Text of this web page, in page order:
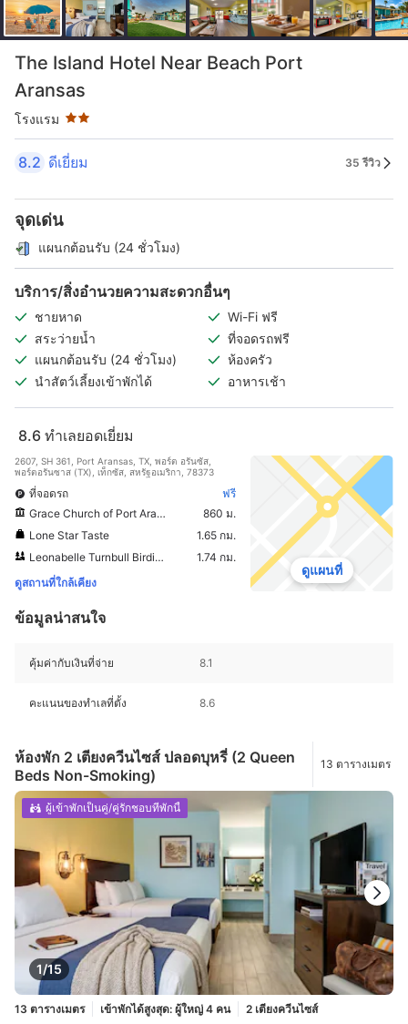
The Island Hotel Near Beach Port
Aransas
โรงแรม
ระดับดาว: 2 ดาว
8.2 ดีเยี่ยม 35 รีวิว
จุดเด่น
แผนกต้อนรับ (24 ชั่วโมง)
บริการ/สิ่งอำนวยความสะดวกอื่นๆ
ชายหาด
Wi-Fi ฟรี
สระว่ายน้ำ
ที่จอดรถฟรี
แผนกต้อนรับ (24 ชั่วโมง)
ห้องครัว
นำสัตว์เลี้ยงเข้าพักได้
อาหารเช้า
8.6 ทำเลยอดเยี่ยม
2607, SH 361, Port Aransas, TX, พอร์ต อรันซัส,
พอร์ตอรันซาส (TX), เท็กซัส, สหรัฐอเมริกา, 78373
ที่จอดรถ
ฟรี
Grace Church of Port Aransas
860 ม.
Lone Star Taste
1.65 กม.
Leonabelle Turnbull Birding Center
1.74 กม.
ดูสถานที่ใกล้เคียง
ดูแผนที่
ข้อมูลน่าสนใจ
คุ้มค่ากับเงินที่จ่าย 8.1
คะแนนของทำเลที่ตั้ง 8.6
ห้องพัก 2 เตียงควีนไซส์ ปลอดบุหรี่ (2 Queen
Beds Non-Smoking)
13 ตารางเมตร
1/15
ผู้เข้าพักเป็นคู่/คู่รักชอบที่พักนี้
13 ตารางเมตร เข้าพักได้สูงสุด: ผู้ใหญ่ 4 คน
2 เตียงควีนไซส์